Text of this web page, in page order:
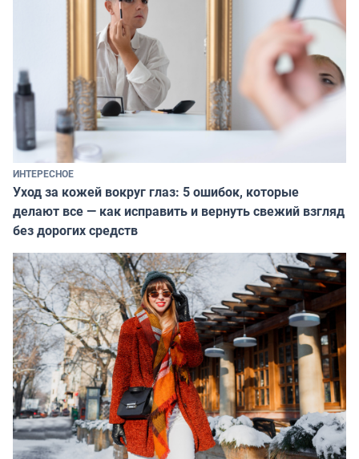
ИНТЕРЕСНОЕ
Уход за кожей вокруг глаз: 5 ошибок, которые
делают все — как исправить и вернуть свежий взгляд
без дорогих средств